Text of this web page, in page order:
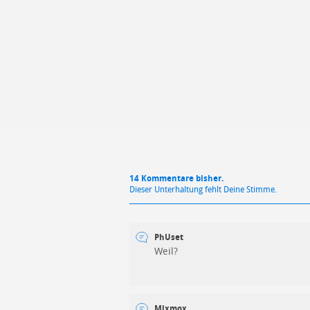
14 Kommentare bisher.
Dieser Unterhaltung fehlt Deine Stimme.
PhUset
Weil?